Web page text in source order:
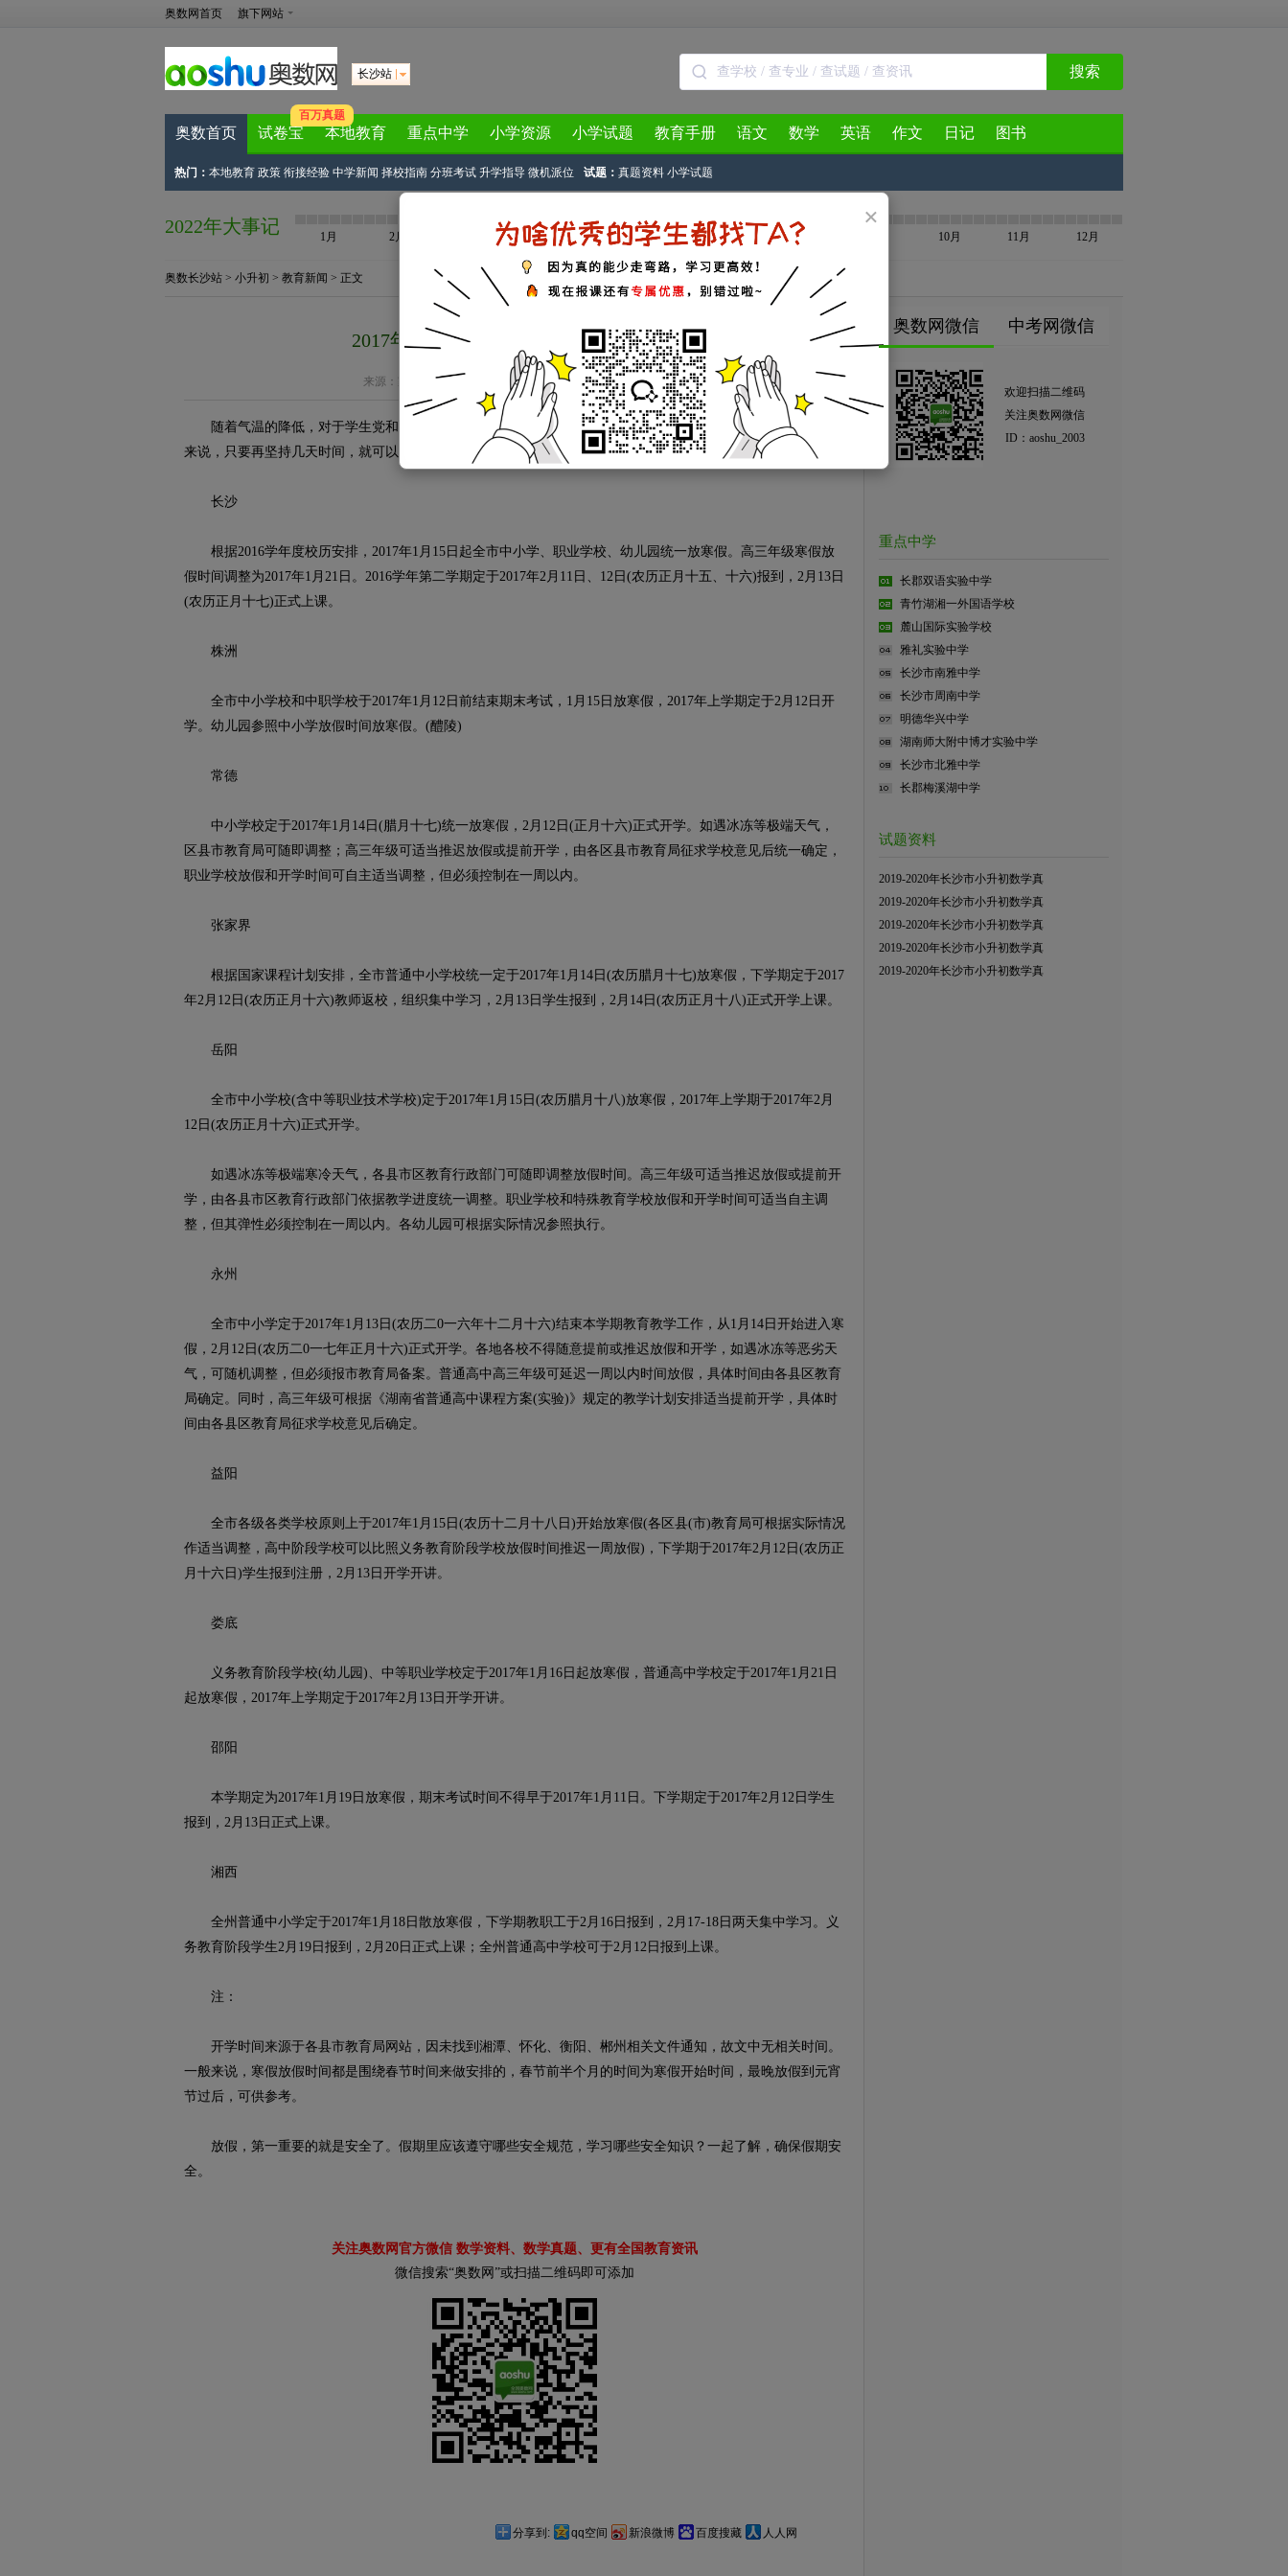
×
奥数网首页 旗下网站
长沙站 搜索
奥数首页 试卷宝
百万真题
本地教育 重点中学 小学资源 小学试题 教育手册 语文 数学 英语 作文 日记 图书
热门： 本地教育 政策 衔接经验 中学新闻 择校指南 分班考试 升学指导 微机派位 试题： 真题资料 小学试题
2022年大事记 1月 2月 4月 5月 6月 7月 10月 11月 12月
奥数长沙站 > 小升初 > 教育新闻 > 正文
2017年湖南各地中小学生寒假时间出炉
来源： 家长帮长沙站 作者：@yinxinrui 2017-01-09 15:49:08
随着气温的降低，对于学生党和上班族来说，是不是已经成了起床困难户？不过，对于广大中小学的学生党
来说，只要再坚持几天时间，就可以放假啦。
长沙
根据2016学年度校历安排，2017年1月15日起全市中小学、职业学校、幼儿园统一放寒假。高三年级寒假放
假时间调整为2017年1月21日。2016学年第二学期定于2017年2月11日、12日(农历正月十五、十六)报到，2月13日
(农历正月十七)正式上课。
株洲
全市中小学校和中职学校于2017年1月12日前结束期末考试，1月15日放寒假，2017年上学期定于2月12日开
学。幼儿园参照中小学放假时间放寒假。(醴陵)
常德
中小学校定于2017年1月14日(腊月十七)统一放寒假，2月12日(正月十六)正式开学。如遇冰冻等极端天气，
区县市教育局可随即调整；高三年级可适当推迟放假或提前开学，由各区县市教育局征求学校意见后统一确定，
职业学校放假和开学时间可自主适当调整，但必须控制在一周以内。
张家界
根据国家课程计划安排，全市普通中小学校统一定于2017年1月14日(农历腊月十七)放寒假，下学期定于2017
年2月12日(农历正月十六)教师返校，组织集中学习，2月13日学生报到，2月14日(农历正月十八)正式开学上课。
岳阳
全市中小学校(含中等职业技术学校)定于2017年1月15日(农历腊月十八)放寒假，2017年上学期于2017年2月
12日(农历正月十六)正式开学。
如遇冰冻等极端寒冷天气，各县市区教育行政部门可随即调整放假时间。高三年级可适当推迟放假或提前开
学，由各县市区教育行政部门依据教学进度统一调整。职业学校和特殊教育学校放假和开学时间可适当自主调
整，但其弹性必须控制在一周以内。各幼儿园可根据实际情况参照执行。
永州
全市中小学定于2017年1月13日(农历二0一六年十二月十六)结束本学期教育教学工作，从1月14日开始进入寒
假，2月12日(农历二0一七年正月十六)正式开学。各地各校不得随意提前或推迟放假和开学，如遇冰冻等恶劣天
气，可随机调整，但必须报市教育局备案。普通高中高三年级可延迟一周以内时间放假，具体时间由各县区教育
局确定。同时，高三年级可根据《湖南省普通高中课程方案(实验)》规定的教学计划安排适当提前开学，具体时
间由各县区教育局征求学校意见后确定。
益阳
全市各级各类学校原则上于2017年1月15日(农历十二月十八日)开始放寒假(各区县(市)教育局可根据实际情况
作适当调整，高中阶段学校可以比照义务教育阶段学校放假时间推迟一周放假)，下学期于2017年2月12日(农历正
月十六日)学生报到注册，2月13日开学开讲。
娄底
义务教育阶段学校(幼儿园)、中等职业学校定于2017年1月16日起放寒假，普通高中学校定于2017年1月21日
起放寒假，2017年上学期定于2017年2月13日开学开讲。
邵阳
本学期定为2017年1月19日放寒假，期末考试时间不得早于2017年1月11日。下学期定于2017年2月12日学生
报到，2月13日正式上课。
湘西
全州普通中小学定于2017年1月18日散放寒假，下学期教职工于2月16日报到，2月17-18日两天集中学习。义
务教育阶段学生2月19日报到，2月20日正式上课；全州普通高中学校可于2月12日报到上课。
注：
开学时间来源于各县市教育局网站，因未找到湘潭、怀化、衡阳、郴州相关文件通知，故文中无相关时间。
一般来说，寒假放假时间都是围绕春节时间来做安排的，春节前半个月的时间为寒假开始时间，最晚放假到元宵
节过后，可供参考。
放假，第一重要的就是安全了。假期里应该遵守哪些安全规范，学习哪些安全知识？一起了解，确保假期安
全。
关注奥数网官方微信 数学资料、数学真题、更有全国教育资讯
微信搜索“奥数网”或扫描二维码即可添加
分享到: qq空间 新浪微博 百度搜藏 人人网
奥数网微信 中考网微信
欢迎扫描二维码
关注奥数网微信
ID：aoshu_2003
重点中学
长郡双语实验中学
青竹湖湘一外国语学校
麓山国际实验学校
雅礼实验中学
长沙市南雅中学
长沙市周南中学
明德华兴中学
湖南师大附中博才实验中学
长沙市北雅中学
长郡梅溪湖中学
试题资料
2019-2020年长沙市小升初数学真
2019-2020年长沙市小升初数学真
2019-2020年长沙市小升初数学真
2019-2020年长沙市小升初数学真
2019-2020年长沙市小升初数学真